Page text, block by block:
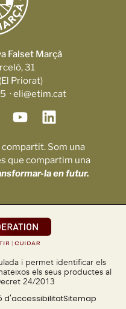
Falset Marçà
31
Priorat)
· eli@etim.cat
compartit. Som una
que compartim una
la en futur.
i permet identificar els
els seus productes al
24/2013
d'accessibilitatSitemap